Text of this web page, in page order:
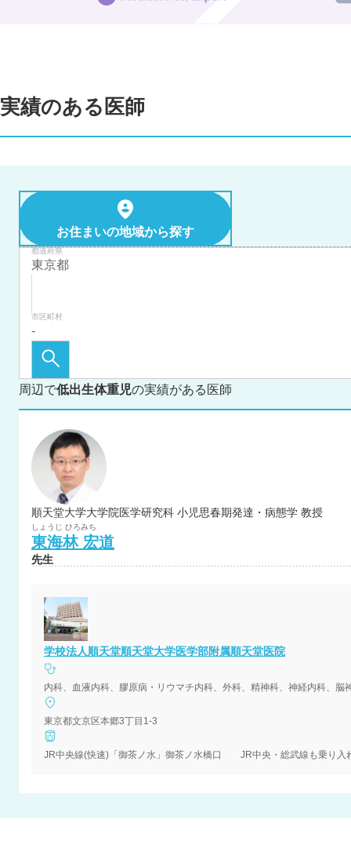
実績のある医師
お住まいの地域から探す
都道府県
市区町村
周辺で低出生体重児の実績がある医師
順天堂大学大学院医学研究科 小児思春期発達・病態学 教授
しょうじ ひろみち
東海林 宏道
先生
学校法人順天堂順天堂大学医学部附属順天堂医院
東京都文京区本郷3丁目1-3